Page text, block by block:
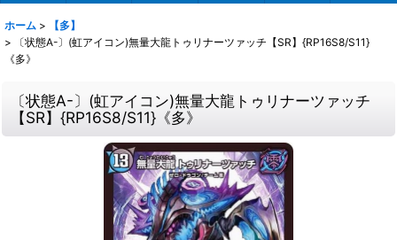
ホーム >
【多】
>
〔状態A-〕(虹アイコン)無量大龍トゥリナーツァッチ【SR】{RP16S8/S11}
《多》
〔状態A-〕(虹アイコン)無量大龍トゥリナーツァッチ
【SR】{RP16S8/S11}《多》